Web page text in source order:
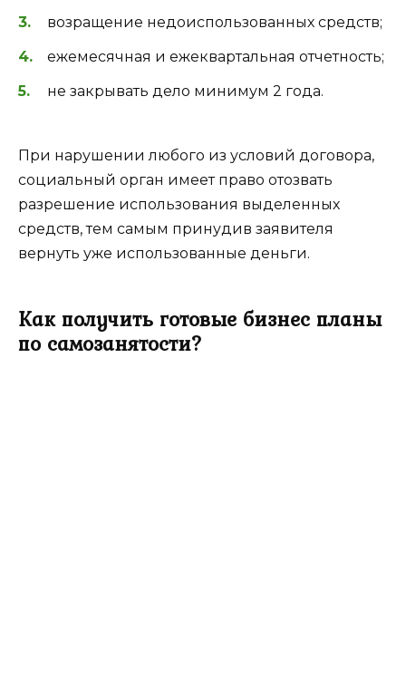
возращение недоиспользованных средств;
ежемесячная и ежеквартальная отчетность;
не закрывать дело минимум 2 года.
При нарушении любого из условий договора,
социальный орган имеет право отозвать
разрешение использования выделенных
средств, тем самым принудив заявителя
вернуть уже использованные деньги.
Как получить готовые бизнес планы
по самозанятости?